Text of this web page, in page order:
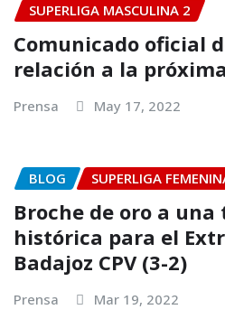
SUPERLIGA MASCULINA 2
Comunicado oficial
relación a la
Prensa May 17, 2022
BLOG SUPERLIGA
Broche de oro a
histórica para el
Badajoz CPV (3-2)
Prensa Mar 19, 2022